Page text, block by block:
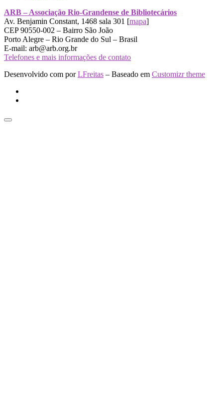
ARB – Associação Rio-Grandense de Bibliotecários
Av. Benjamin Constant, 1468 sala 301 [mapa]
CEP 90550-002 – Bairro São João
Porto Alegre – Rio Grande do Sul – Brasil
E-mail: arb@arb.org.br
Telefones e mais informações de contato
Desenvolvido com porLFreitas – Baseado em Customizr theme